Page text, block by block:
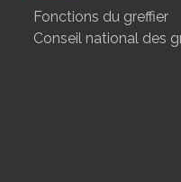
Fonctions du greffier
Conseil national des